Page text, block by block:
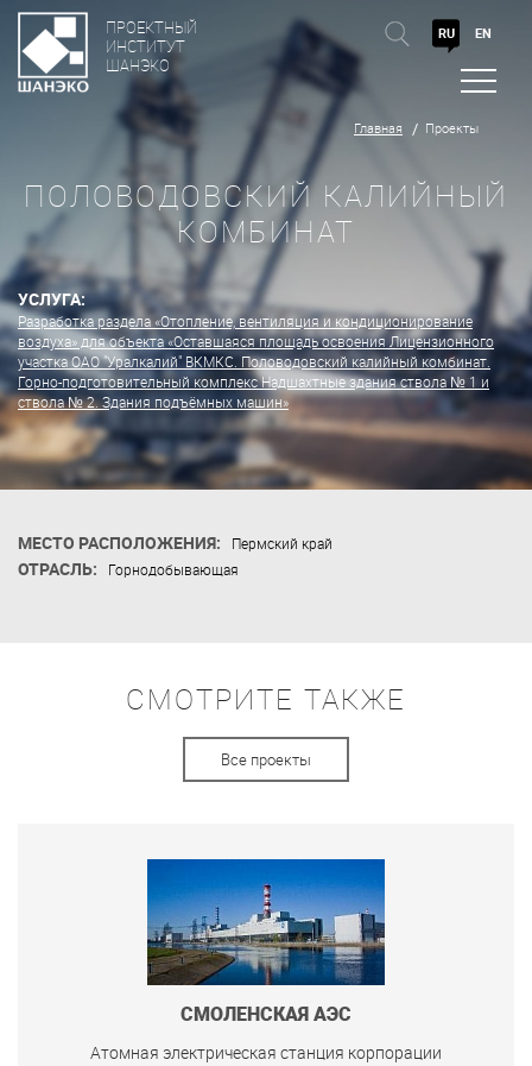
ПРОЕКТНЫЙ
ИНСТИТУТ
ШАНЭКО
RU EN
ПОЛОВОДОВСКИЙ КАЛИЙНЫЙ
КОМБИНАТ
УСЛУГА:
Разработка раздела «Отопление, вентиляция и кондиционирование
воздуха» для объекта «Оставшаяся площадь освоения Лицензионного
участка ОАО "Уралкалий" ВКМКС. Половодовский калийный комбинат.
Горно-подготовительный комплекс Надшахтные здания ствола № 1 и
ствола № 2. Здания подъёмных машин»
Главная Проекты
МЕСТО РАСПОЛОЖЕНИЯ: Пермский край
ОТРАСЛЬ: Горнодобывающая
СМОТРИТЕ ТАКЖЕ
Все проекты
СМОЛЕНСКАЯ АЭС
Атомная электрическая станция корпорации